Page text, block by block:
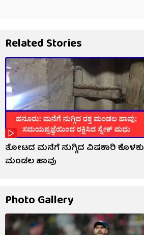
Related Stories
ತೋಟದ ಮನೆಗೆ ನುಗ್ಗಿದ ವಿಷಕಾರಿ ಕೊಳಕು
ಮಂಡಲ ಹಾವು
Photo Gallery